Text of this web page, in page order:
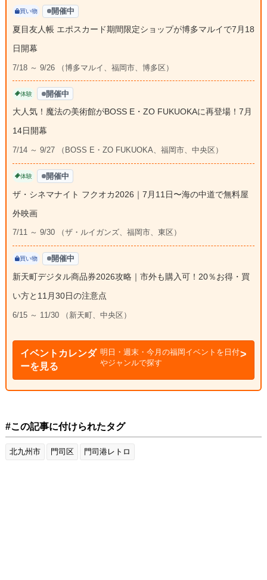
買い物 開催中
夏目友人帳 エポスカード期間限定ショップが博多マルイで7月18
日開幕
7/18 ～ 9/26 （博多マルイ、福岡市、博多区）
体験 開催中
大人気！魔法の美術館がBOSS E・ZO FUKUOKAに再登場！7月
14日開幕
7/14 ～ 9/27 （BOSS E・ZO FUKUOKA、福岡市、中央区）
体験 開催中
ザ・シネマナイト フクオカ2026｜7月11日〜海の中道で無料屋
外映画
7/11 ～ 9/30 （ザ・ルイガンズ、福岡市、東区）
買い物 開催中
新天町デジタル商品券2026攻略｜市外も購入可！20％お得・買
い方と11月30日の注意点
6/15 ～ 11/30 （新天町、中央区）
イベントカレンダ
ーを見る
明日・週末・今月の福岡イベントを日付
やジャンルで探す
#この記事に付けられたタグ
北九州市 門司区 門司港レトロ